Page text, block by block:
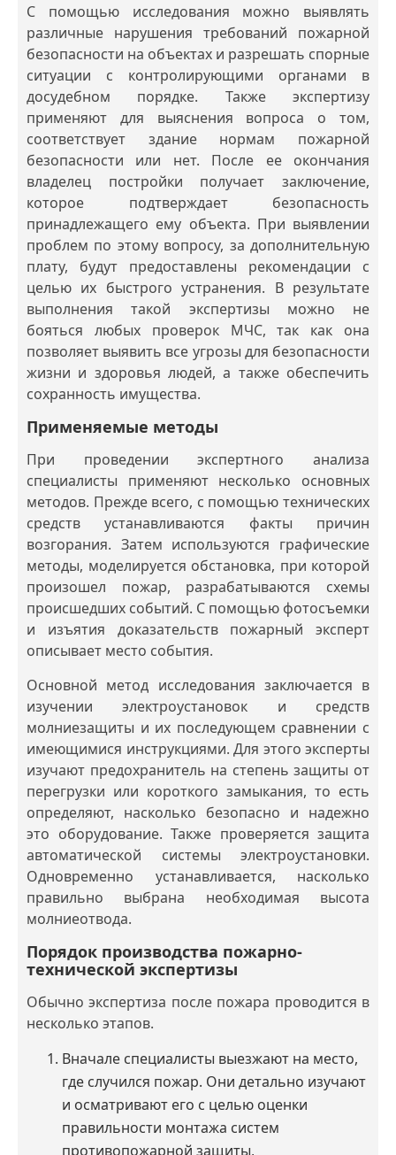
С помощью исследования можно выявлять
различные нарушения требований пожарной
безопасности на объектах и разрешать спорные
ситуации с контролирующими органами в
досудебном порядке. Также экспертизу
применяют для выяснения вопроса о том,
соответствует здание нормам пожарной
безопасности или нет. После ее окончания
владелец постройки получает заключение,
которое подтверждает безопасность
принадлежащего ему объекта. При выявлении
проблем по этому вопросу, за дополнительную
плату, будут предоставлены рекомендации с
целью их быстрого устранения. В результате
выполнения такой экспертизы можно не
бояться любых проверок МЧС, так как она
позволяет выявить все угрозы для безопасности
жизни и здоровья людей, а также обеспечить
сохранность имущества.
Применяемые методы
При проведении экспертного анализа
специалисты применяют несколько основных
методов. Прежде всего, с помощью технических
средств устанавливаются факты причин
возгорания. Затем используются графические
методы, моделируется обстановка, при которой
произошел пожар, разрабатываются схемы
происшедших событий. С помощью фотосъемки
и изъятия доказательств пожарный эксперт
описывает место события.
Основной метод исследования заключается в
изучении электроустановок и средств
молниезащиты и их последующем сравнении с
имеющимися инструкциями. Для этого эксперты
изучают предохранитель на степень защиты от
перегрузки или короткого замыкания, то есть
определяют, насколько безопасно и надежно
это оборудование. Также проверяется защита
автоматической системы электроустановки.
Одновременно устанавливается, насколько
правильно выбрана необходимая высота
молниеотвода.
Порядок производства пожарно-
технической экспертизы
Обычно экспертиза после пожара проводится в
несколько этапов.
Вначале специалисты выезжают на место,
где случился пожар. Они детально изучают
и осматривают его с целью оценки
правильности монтажа систем
противопожарной защиты,